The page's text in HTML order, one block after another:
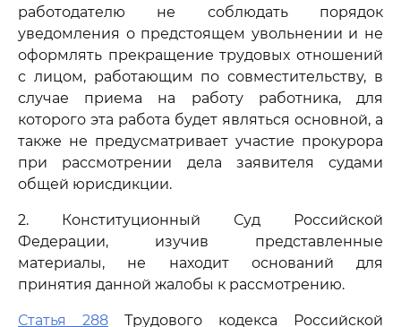
работодателю не соблюдать порядок
уведомления о предстоящем увольнении и не
оформлять прекращение трудовых отношений
с лицом, работающим по совместительству, в
случае приема на работу работника, для
которого эта работа будет являться основной, а
также не предусматривает участие прокурора
при рассмотрении дела заявителя судами
общей юрисдикции.
2. Конституционный Суд Российской
Федерации, изучив представленные
материалы, не находит оснований для
принятия данной жалобы к рассмотрению.
Статья 288 Трудового кодекса Российской